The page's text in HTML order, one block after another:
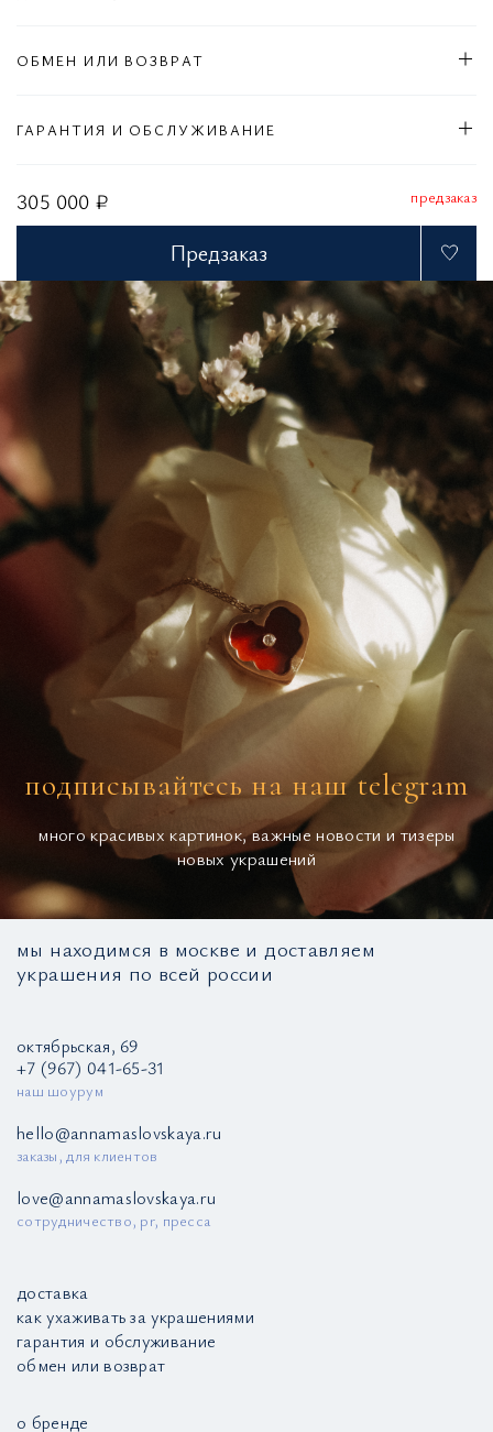
305 000 ₽ предзаказ
Предзаказ
ОБМЕН ИЛИ ВОЗВРАТ
ГАРАНТИЯ И ОБСЛУЖИВАНИЕ
подписывайтесь на наш telegram
много красивых картинок, важные новости и тизеры
новых украшений
мы находимся в москве и доставляем
украшения по всей россии
октябрьская, 69
+7 (967) 041-65-31
наш шоурум
hello@annamaslovskaya.ru
заказы, для клиентов
love@annamaslovskaya.ru
сотрудничество, pr, пресса
доставка
как ухаживать за украшениями
гарантия и обслуживание
обмен или возврат
о бренде